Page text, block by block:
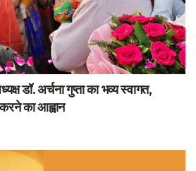
डॉ. अर्चना गुप्ता का भव्य स्वागत,
का आह्वान